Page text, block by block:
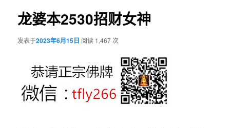
龙婆本2530招财女神
发表于2023年6月15日 阅读 1,467 次